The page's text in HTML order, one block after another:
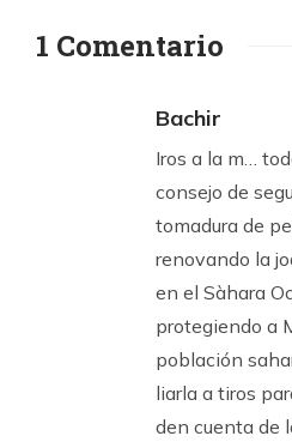
1 Comentario
Bachir
Iros a la m…
consejo de
tomadura de
renovando la
en el Sàhara
protegiendo a
población
liarla a tiros
den cuenta de